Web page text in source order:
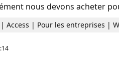
nous devons acheter
Access | Pour les entreprises |